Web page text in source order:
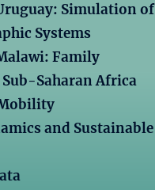
Simulation of
Systems
Family
Saharan Africa
and Sustainable